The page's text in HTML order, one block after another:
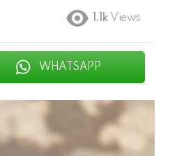
1.1k Views
WHATSAPP